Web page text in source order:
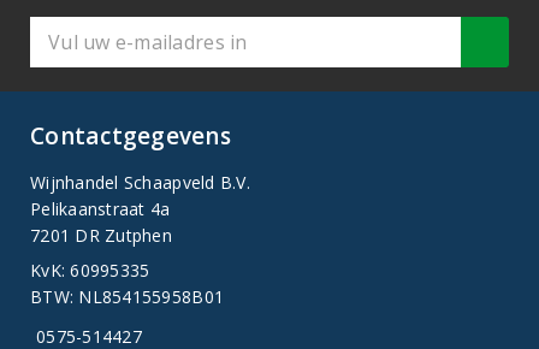
Contactgegevens
Wijnhandel Schaapveld B.V.
Pelikaanstraat 4a
7201 DR Zutphen
KvK: 60995335
BTW: NL854155958B01
0575-514427